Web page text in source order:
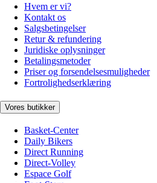
Hvem er vi?
Kontakt os
Salgsbetingelser
Retur & refundering
Juridiske oplysninger
Betalingsmetoder
Priser og forsendelsesmuligheder
Fortrolighedserklæring
Vores butikker
Basket-Center
Daily Bikers
Direct Running
Direct-Volley
Espace Golf